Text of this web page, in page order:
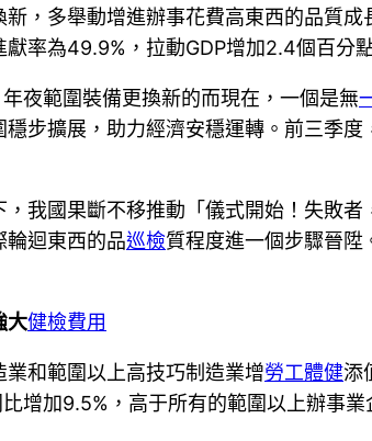
，多舉動增進辦事花費高東西的品質成
率為49.9%，拉動GDP增加2.4個百分
夜範圍裝備更換新的而現在，一個是無
步擴展，助力經濟安穩運轉。前三季
我國果斷不移推動「儀式開始！失敗者
輪迴東西的品巡檢質程度進一個步驟晉陞
大健檢費用
和範圍以上高技巧制造業增勞工體健添
增加9.5%，高于所有的範圍以上辦事業